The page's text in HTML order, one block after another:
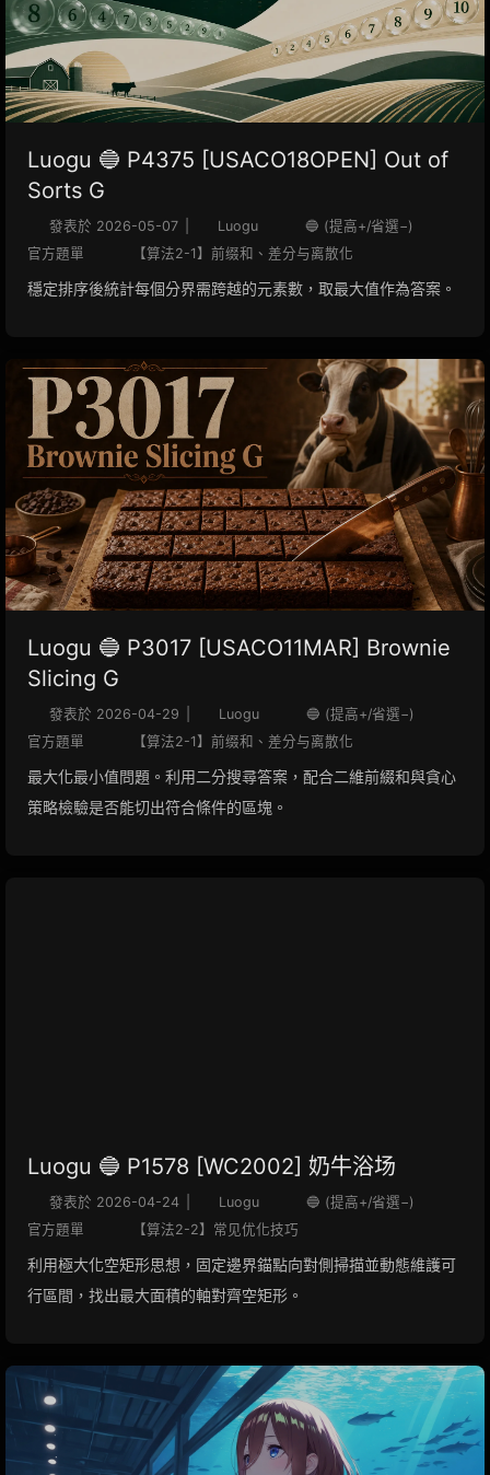
Luogu 🔵 P4375 [USACO18OPEN] Out of
Sorts G
發表於 2026-05-07 Luogu
🔵 (提高+/省選−)
官方題單
【算法2-1】前缀和、差分与离散化
穩定排序後統計每個分界需跨越的元素數，取最大值作為答案。
Luogu 🔵 P3017 [USACO11MAR] Brownie
Slicing G
發表於 2026-04-29 Luogu
🔵 (提高+/省選−)
官方題單
【算法2-1】前缀和、差分与离散化
最大化最小值問題。利用二分搜尋答案，配合二維前綴和與貪心
策略檢驗是否能切出符合條件的區塊。
Luogu 🔵 P1578 [WC2002] 奶牛浴场
發表於 2026-04-24 Luogu
🔵 (提高+/省選−)
官方題單
【算法2-2】常见优化技巧
利用極大化空矩形思想，固定邊界錨點向對側掃描並動態維護可
行區間，找出最大面積的軸對齊空矩形。